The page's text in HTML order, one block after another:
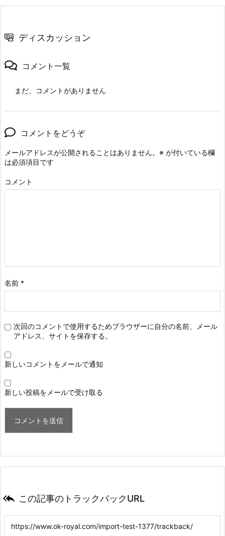
ディスカッション
コメント一覧
まだ、コメントがありません
コメントをどうぞ
メールアドレスが公開されることはありません。 ※ が付いている欄
は必須項目です
コメント
名前 *
次回のコメントで使用するためブラウザーに自分の名前、メール
アドレス、サイトを保存する。
新しいコメントをメールで通知
新しい投稿をメールで受け取る
 この記事のトラックバックURL